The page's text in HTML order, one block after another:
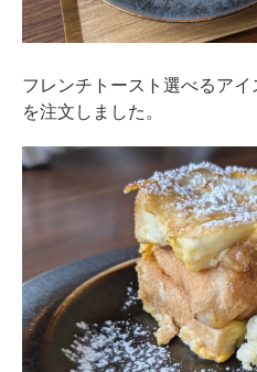
フレンチトースト選べるア
を注文しました。